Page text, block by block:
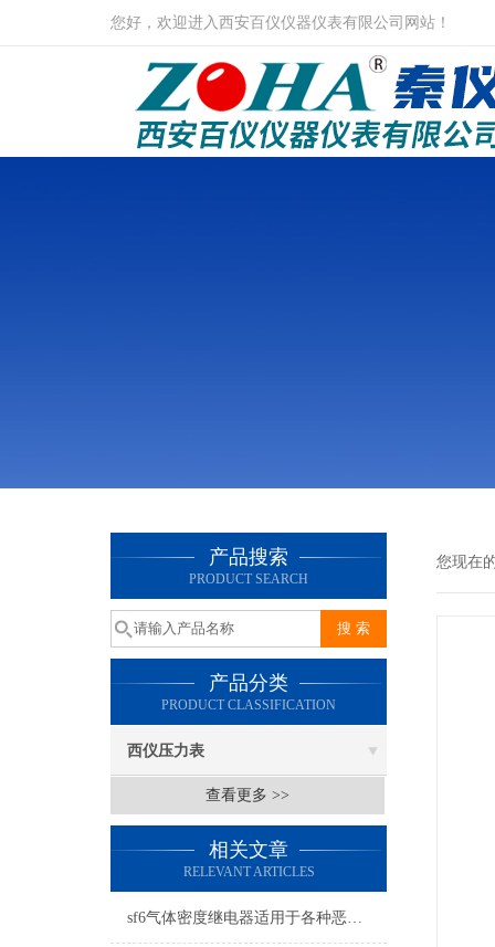
您好，欢迎进入西安百仪仪器仪表有限公司网站！
产品搜索
PRODUCT SEARCH
产品分类
PRODUCT CLASSIFICATION
西仪压力表
查看更多 >>
相关文章
RELEVANT ARTICLES
sf6气体密度继电器适用于各种恶劣环境和气候条件
您现在